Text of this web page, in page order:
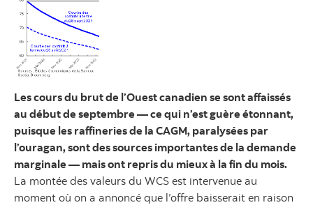
Les cours du brut de l’Ouest canadien se sont affaissés
au début de septembre — ce qui n’est guère étonnant,
puisque les raffineries de la CAGM, paralysées par
l’ouragan, sont des sources importantes de la demande
marginale — mais ont repris du mieux à la fin du mois.
La montée des valeurs du WCS est intervenue au
moment où on a annoncé que l’offre baisserait en raison